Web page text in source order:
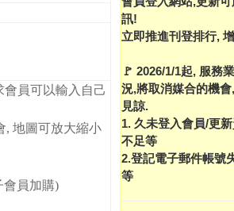
員可以輸入自己
, 地圖可放大縮小
會員加購)
訊!
立即推進刊登排行,
🚩 2026/1/1起, 服務
況,將取消媒合的機
見諒.
1. 久未登入會員/更
不足等
2.登記電子郵件帳號
等